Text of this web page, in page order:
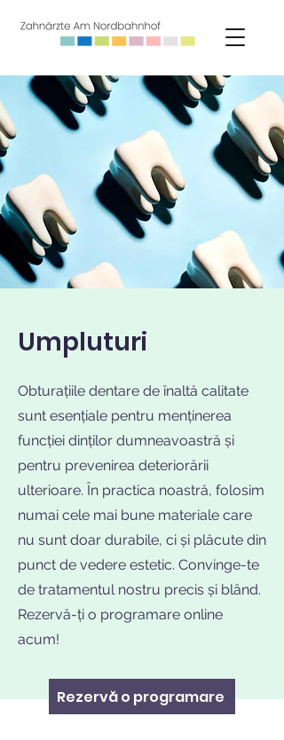
Umpluturi
Obturațiile dentare de înaltă calitate
sunt esențiale pentru menținerea
funcției dinților dumneavoastră și
pentru prevenirea deteriorării
ulterioare. În practica noastră, folosim
numai cele mai bune materiale care
nu sunt doar durabile, ci și plăcute din
punct de vedere estetic. Convinge-te
de tratamentul nostru precis și blând.
Rezervă-ți o programare online
acum!
Rezervă o programare